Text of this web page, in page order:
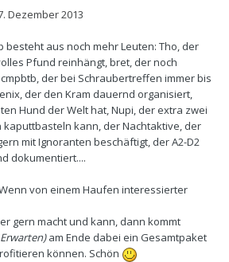
Dezember 2013
besteht aus noch mehr Leuten: Tho, der
Pfund reinhängt, bret, der noch
der bei Schraubertreffen immer bis
der den Kram dauernd organisiert,
Hund der Welt hat, Nupi, der extra zwei
kaputtbasteln kann, der Nachtaktive, der
mit Ignoranten beschäftigt, der A2-D2
dokumentiert....
von einem Haufen interessierter
gern macht und kann, dann kommt
am Ende dabei ein Gesamtpaket
können. Schön